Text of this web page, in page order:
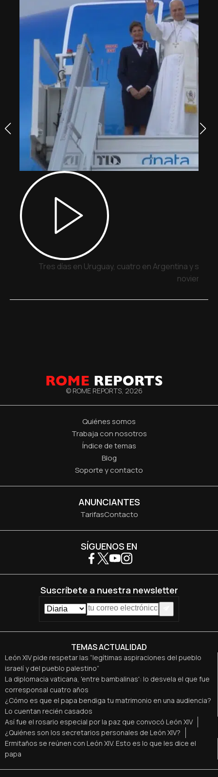
Tres días en Uruguay, cuatro en Argentina y siete
noviembre
© ROME REPORTS, 2026
Quiénes somos
Trabaja con nosotros
Índice de temas
Blog
Soporte y contacto
ANUNCIANTES
TarifasContacto
TEMAS ACTUALIDAD
León XIV pide respetar las “legítimas aspiraciones del pueblo
israelí y del pueblo palestino”
La diplomacia vaticana, 'entre bambalinas': lo desvela el que fue
corresponsal cuatro años
¿Cómo es que el papa bendiga tu matrimonio en una audiencia?
Lo cuentan recién casados
Así fue el rosario especial por la paz que convocó León XIV
¿Quiénes son los secretarios personales de León XIV?
Ermitaños se reúnen con León XIV. Esto es lo que les dice el
papa
SÍGUENOS EN
Suscríbete a nuestra newsletter